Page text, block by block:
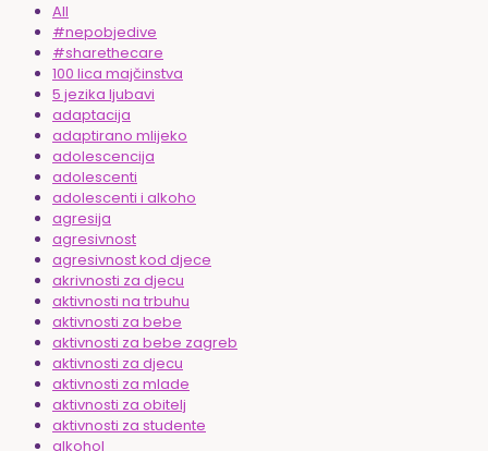
All
#nepobjedive
#sharethecare
100 lica majčinstva
5 jezika ljubavi
adaptacija
adaptirano mlijeko
adolescencija
adolescenti
adolescenti i alkoho
agresija
agresivnost
agresivnost kod djece
akrivnosti za djecu
aktivnosti na trbuhu
aktivnosti za bebe
aktivnosti za bebe zagreb
aktivnosti za djecu
aktivnosti za mlade
aktivnosti za obitelj
aktivnosti za studente
alkohol